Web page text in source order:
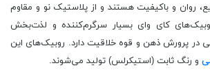
روان و باکیفیت هستند و از پلاستیک نو و مقاوم
کای وای بسیار سرگرم‌کننده و لذت‌بخش
پرورش ذهن و قوه خلاقیت دارد. روبیک‌های این
و رنگ ثابت (استیکرلس) تولید می‌شوند.